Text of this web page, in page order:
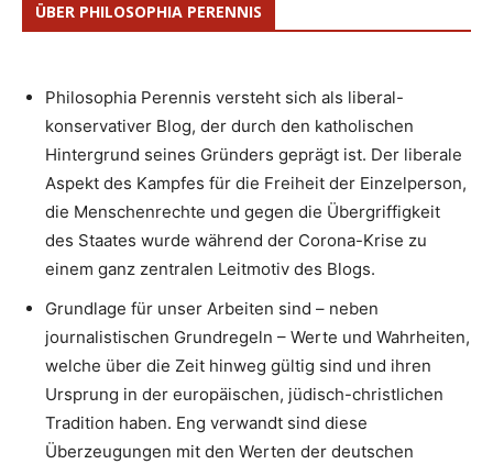
ÜBER PHILOSOPHIA PERENNIS
Philosophia Perennis versteht sich als liberal-
konservativer Blog, der durch den katholischen
Hintergrund seines Gründers geprägt ist. Der liberale
Aspekt des Kampfes für die Freiheit der Einzelperson,
die Menschenrechte und gegen die Übergriffigkeit
des Staates wurde während der Corona-Krise zu
einem ganz zentralen Leitmotiv des Blogs.
Grundlage für unser Arbeiten sind – neben
journalistischen Grundregeln – Werte und Wahrheiten,
welche über die Zeit hinweg gültig sind und ihren
Ursprung in der europäischen, jüdisch-christlichen
Tradition haben. Eng verwandt sind diese
Überzeugungen mit den Werten der deutschen